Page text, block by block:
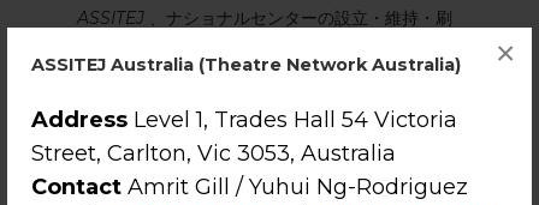
ASSITEJ Australia (Theatre Network Australia)
Address Level 1, Trades Hall 54 Victoria
Street, Carlton, Vic 3053, Australia
Contact Amrit Gill / Yuhui Ng-Rodriguez
×
ASSITEJ 、ナショナルセンターの設立・維持・刷
キット」を作成しました。これは新規センターの
ナショナルセンターの立ち上げ方法を示すととも
に、既存センターが運営を見直し、新たな発想を
得る手段となることを目的としています。